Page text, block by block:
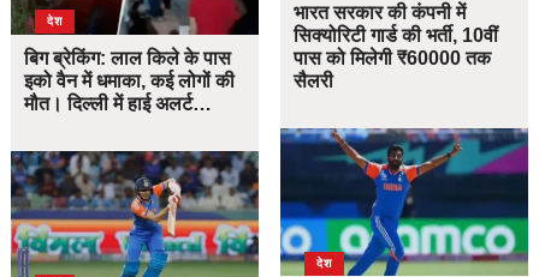
देश
बिग ब्रेकिंग: लाल किले के पास
इको वैन में धमाका, कई लोगों की
मौत। दिल्ली में हाई अलर्ट…
भारत सरकार की कंपनी में
सिक्योरिटी गार्ड की भर्ती, 10वीं
पास को मिलेगी ₹60000 तक
सैलरी
देश